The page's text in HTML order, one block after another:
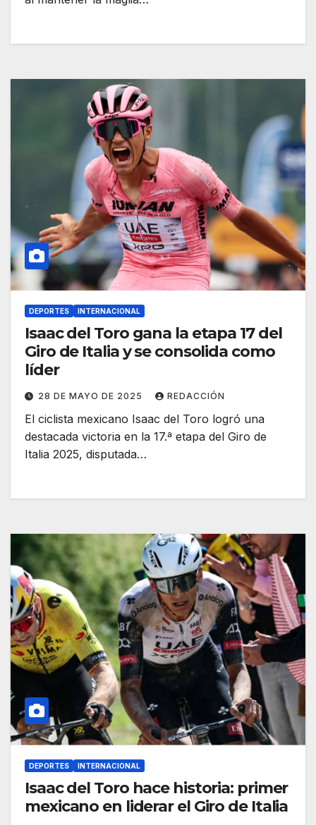
DEPORTES INTERNACIONAL
Isaac del Toro gana la etapa 17 del
Giro de Italia y se consolida como
líder
28 DE MAYO DE 2025 REDACCIÓN
El ciclista mexicano Isaac del Toro logró una
destacada victoria en la 17.ª etapa del Giro de
Italia 2025, disputada…
DEPORTES INTERNACIONAL
Isaac del Toro hace historia: primer
mexicano en liderar el Giro de Italia